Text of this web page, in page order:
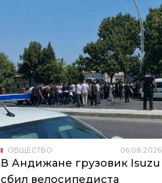
ОБЩЕСТВО 06. 08.2026
В Андижане грузовик Isuzu
сбил велосипедиста
Ведется проверка.